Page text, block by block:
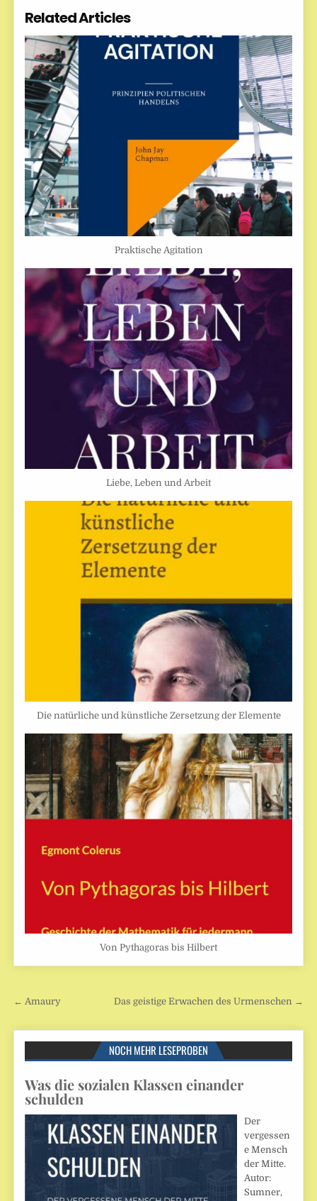
Related Articles
Praktische Agitation
Liebe, Leben und Arbeit
Die natürliche und künstliche Zersetzung der Elemente
Von Pythagoras bis Hilbert
Beitragsnavigation
← Amaury Das geistige Erwachen des Urmenschen →
NOCH MEHR LESEPROBEN
Was die sozialen Klassen einander
schulden
Der
vergessen
e Mensch
der Mitte.
Autor:
Sumner,